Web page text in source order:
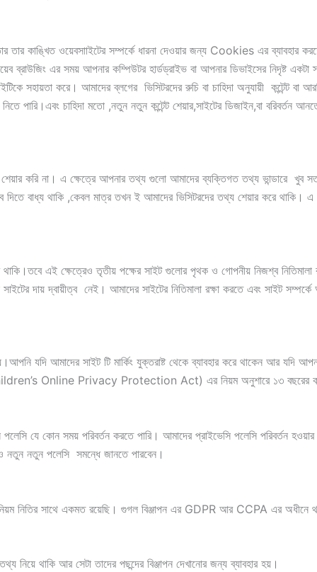
কাঙ্খিত ওয়েবসাাইটের সম্পর্কে ধারনা দেওয়ার জন্য Cookies এর ব্যাবহার
এর সময় আপনার কম্পিউটর হার্ডড্রাইভ বা আপনার ডিভাইসের নিদৃষ্ট একটা
করে। আমাদের ব্লগের ভিসিটরদের রুচি বা চাহিদা অনুযায়ী কন্টেন্ট
পারি।এবং চাহিদা মতো ,নতুন নতুন কন্টেন্ট শেয়ার,সাইটের ডিজাইন,বা
শেয়ার করি না। এ ক্ষেত্রে আপনার তথ্য গুলো আমাদের ব্যক্তিগত তথ্য ভান্ডারে খুব
বাধ্য থাকি ,কেবল মাত্র তখন ই আমাদের ভিসিটরদের তথ্য শেয়ার করে থাকি।
থাকি।তবে এই ক্ষেত্রেও তৃতীয় পক্ষের সাইট গুলোর পৃথক ও গোপনীয় নিজশ্ব
দায় দ্বায়ীত্ব নেই। আমাদের সাইটের নিতিমালা রক্ষা করতে এবং সাইট
যদি আমাদের সাইট টি মার্কিং যুক্তরাষ্ট থেকে ব্যাবহার করে থাকেন আর
Online Privacy Protection Act) এর নিয়ম অনুশারে ১৩ বছরের কম
যে কোন সময় পরিবর্তন করতে পারি। আমাদের প্রাইভেসি পলেসি পরিবর্তন
নতুন নতুন পলেসি সমন্ধে জানতে পারবেন।
নিয়ম নিতির সাথে একমত রয়েছি। গুগল বিঞ্জাপন এর GDPR আর CCPA এর
নিয়ে থাকি আর সেটা তাদের পছন্দের বিঞ্জাপন দেখানোর জন্য ব্যাবহার হয়।